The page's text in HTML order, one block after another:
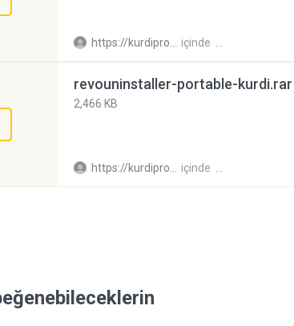
https://kurdiprogram.wordpress.com/ H. içinde
revouninstaller-portable-kurdi.rar
2,466 KB
https://kurdiprogram.wordpress.com/ H. içinde